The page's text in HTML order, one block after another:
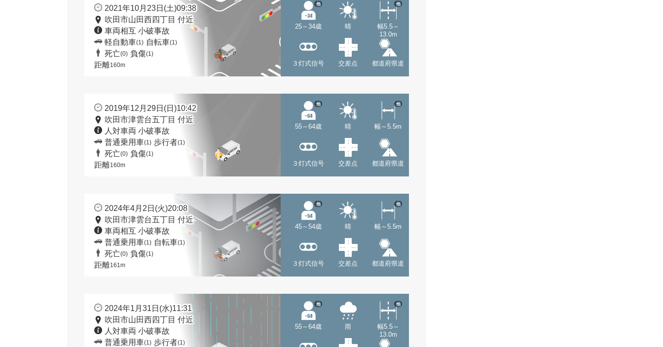
2021年10月23日(土)09:38
吹田市山田西四丁目 付近
車両相互 小破事故
軽自動車(1) 自転車(1)
死亡(0) 負傷(1)
距離160m
25～34歳
他
晴
幅5.5～
13.0m
他
３灯式信号 交差点 都道府県道
2019年12月29日(日)10:42
吹田市津雲台五丁目 付近
人対車両 小破事故
普通乗用車(1) 歩行者(1)
死亡(0) 負傷(1)
距離160m
55～64歳
他
晴 幅～5.5m
他
３灯式信号 交差点 都道府県道
2024年4月2日(火)20:08
吹田市津雲台五丁目 付近
車両相互 小破事故
普通乗用車(1) 自転車(1)
死亡(0) 負傷(1)
距離161m
45～54歳
他
晴 幅～5.5m
他
３灯式信号 交差点 都道府県道
2024年1月31日(水)11:31
吹田市山田西四丁目 付近
人対車両 小破事故
普通乗用車(1) 歩行者(1)
55～64歳
他
雨
幅5.5～
13.0m
他